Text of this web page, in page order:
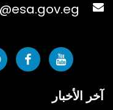
آخر الأخبار